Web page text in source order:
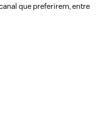
que preferirem, entre